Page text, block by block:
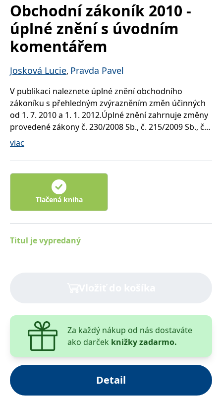
Obchodní zákoník 2010 -
úplné znění s úvodním
komentářem
Josková Lucie, Pravda Pavel
V publikaci naleznete úplné znění obchodního
zákoníku s přehledným zvýrazněním změn účinných
od 1. 7. 2010 a 1. 1. 2012.Úplné znění zahrnuje změny
provedené zákony č. 230/2008 Sb., č. 215/2009 Sb., č.
217/2009 Sb., č. 227/2009 Sb., č. 230/2009 Sb., č.
Sb.Autoři komentují změny v právní úpravě
obchodních společností, např. v oceňování
nepeněžitých vkladů, finanční asistence a nabývání
vlastních akcií. Zásadních změn doznala i úprava
valných hromad akciových společností. Autoři v
komentáři neopominuli ani nepřímou novelu
auditorech, který výrazně zasahuje auditované
pohled bezplatnou nabídkou.
viac
Tlačená kniha
Titul je vypredaný
Za každý nákup od nás dostaváte
ako darček knižky zadarmo.
Detail